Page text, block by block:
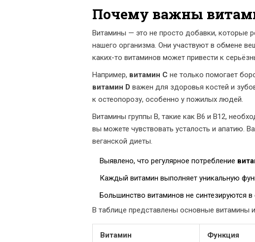
Почему важны
Витамины — это не просто добавки, которые
нашего организма. Они участвуют в обмене
каких-то витаминов может привести к
Например, витамин C не только помогает
витамин D важен для здоровья костей и
к остеопорозу, особенно у пожилых людей.
Витамины группы B, такие как B6 и B12,
вы можете чувствовать усталость и апатию.
веганской диеты.
Выявлено, что регулярное потребление
Каждый витамин выполняет уникальную
Большинство витаминов не синтезируются
В таблице представлены основные витамины
Витамин Функция